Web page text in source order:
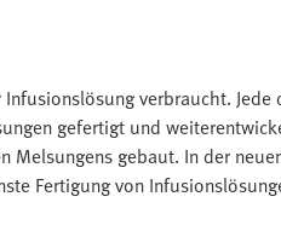
verbraucht.
gefertigt und
gebaut. In der
Fertigung von